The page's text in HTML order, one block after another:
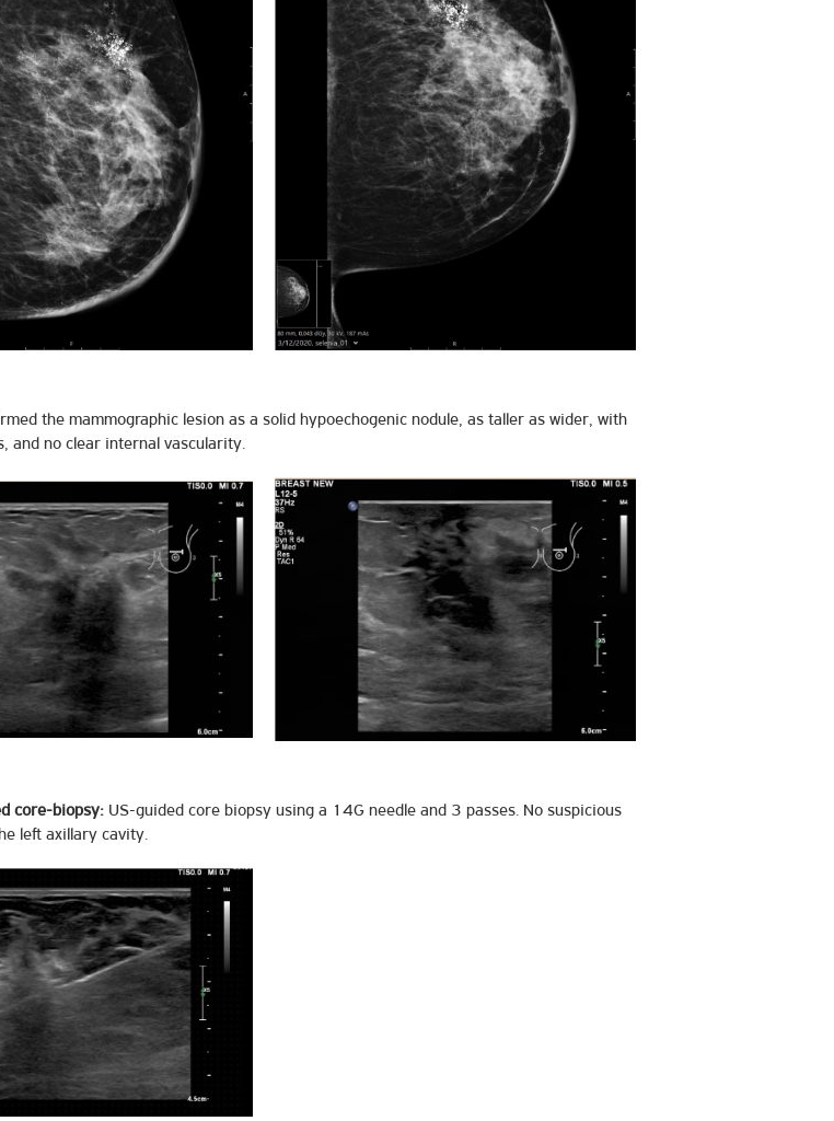
the mammographic lesion as a solid hypoechogenic nodule, as taller as wider, with
and no clear internal vascularity.
core-biopsy: US-guided core biopsy using a 14G needle and 3 passes. No suspicious
left axillary cavity.